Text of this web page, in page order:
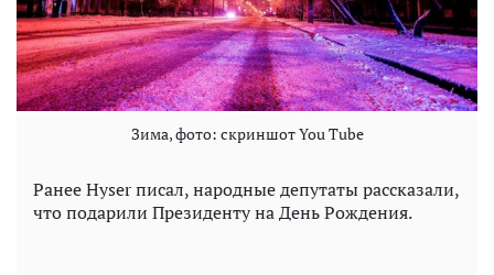
Зима, фото: скриншот You Tube
Ранее Hyser писал, народные депутаты рассказали,
что подарили Президенту на День Рождения.